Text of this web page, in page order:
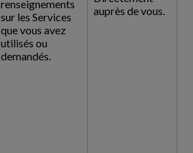
renseignements
sur les Services
que vous avez
utilisés ou
demandés.
auprès de vous.